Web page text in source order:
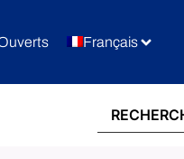
Français